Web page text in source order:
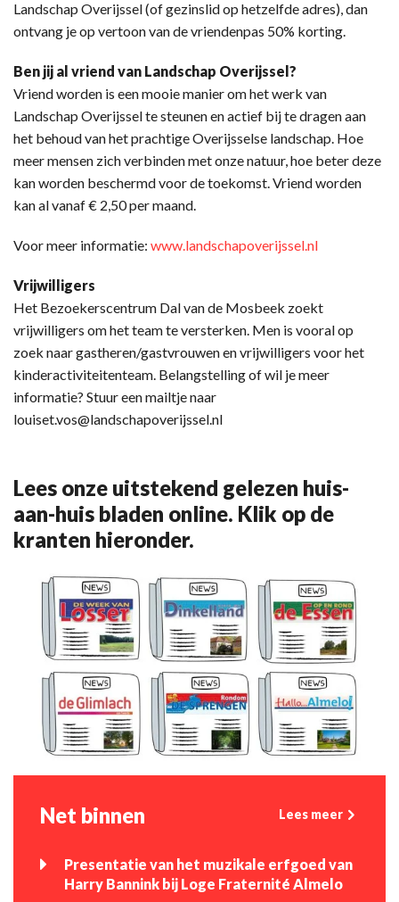
Landschap Overijssel (of gezinslid op hetzelfde adres), dan
ontvang je op vertoon van de vriendenpas 50% korting.
Ben jij al vriend van Landschap Overijssel?
Vriend worden is een mooie manier om het werk van
Landschap Overijssel te steunen en actief bij te dragen aan
het behoud van het prachtige Overijsselse landschap. Hoe
meer mensen zich verbinden met onze natuur, hoe beter deze
kan worden beschermd voor de toekomst. Vriend worden
kan al vanaf € 2,50 per maand.
Voor meer informatie: www.landschapoverijssel.nl
Vrijwilligers
Het Bezoekerscentrum Dal van de Mosbeek zoekt
vrijwilligers om het team te versterken. Men is vooral op
zoek naar gastheren/gastvrouwen en vrijwilligers voor het
kinderactiviteitenteam. Belangstelling of wil je meer
informatie? Stuur een mailtje naar
louiset.vos@landschapoverijssel.nl
Lees onze uitstekend gelezen huis-
aan-huis bladen online. Klik op de
kranten hieronder.
Net binnen Lees meer
Presentatie van het muzikale erfgoed van
Harry Bannink bij Loge Fraternité Almelo